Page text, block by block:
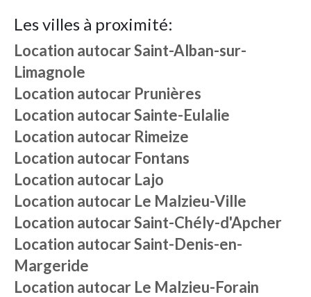
Les villes à proximité:
Location autocarSaint-Alban-sur-
Limagnole
Location autocar Prunières
Location autocarSainte-Eulalie
Location autocar Rimeize
Location autocar Fontans
Location autocar Lajo
Location autocar Le Malzieu-Ville
Location autocarSaint-Chély-d'Apcher
Location autocarSaint-Denis-en-
Margeride
Location autocar Le Malzieu-Forain